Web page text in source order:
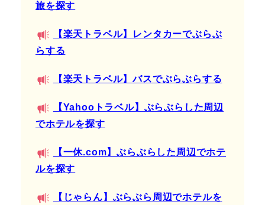
旅を探す
【楽天トラベル】レンタカーでぶらぶ
らする
【楽天トラベル】バスでぶらぶらする
【Yahooトラベル】ぶらぶらした周辺
でホテルを探す
【一休.com】ぶらぶらした周辺でホテ
ルを探す
【じゃらん】ぶらぶら周辺でホテルを